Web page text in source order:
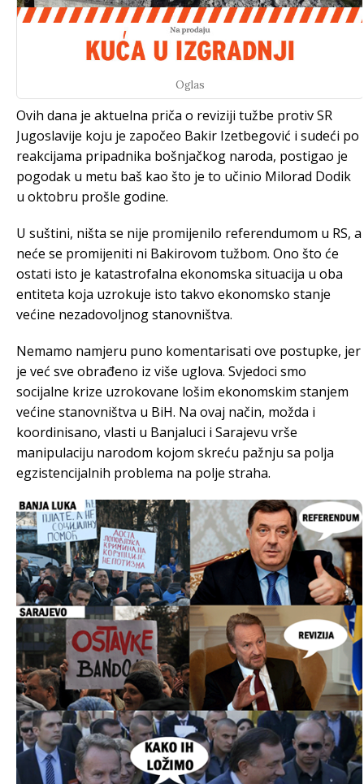
Oglas
Ovih dana je aktuelna priča o reviziji tužbe protiv SR
Jugoslavije koju je započeo Bakir Izetbegović i sudeći po
reakcijama pripadnika bošnjačkog naroda, postigao je
pogodak u metu baš kao što je to učinio Milorad Dodik
u oktobru prošle godine.
U suštini, ništa se nije promijenilo referendumom u RS, a
neće se promijeniti ni Bakirovom tužbom. Ono što će
ostati isto je katastrofalna ekonomska situacija u oba
entiteta koja uzrokuje isto takvo ekonomsko stanje
većine nezadovoljnog stanovništva.
Nemamo namjeru puno komentarisati ove postupke, jer
je već sve obrađeno iz više uglova. Svjedoci smo
socijalne krize uzrokovane lošim ekonomskim stanjem
većine stanovništva u BiH. Na ovaj način, možda i
koordinisano, vlasti u Banjaluci i Sarajevu vrše
manipulaciju narodom kojom skreću pažnju sa polja
egzistencijalnih problema na polje straha.